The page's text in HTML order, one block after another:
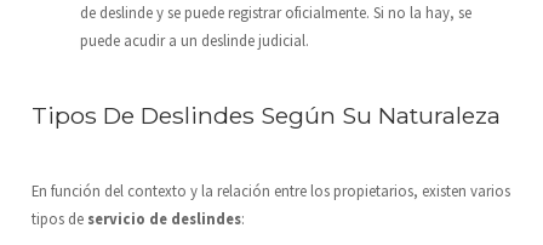
de deslinde y se puede registrar oficialmente. Si no la hay, se
puede acudir a un deslinde judicial.
Tipos De Deslindes Según Su Naturaleza
En función del contexto y la relación entre los propietarios, existen varios
tipos de servicio de deslindes: